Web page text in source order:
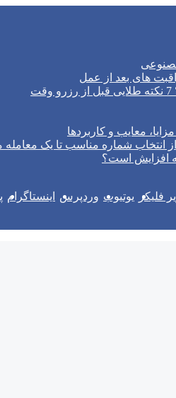
های بعد از عمل
معایب و کاربردها
انتخاب شماره مناسب تا یک
افزایش است؟
فلیکر یوتیوب وردپرس اینستاگرام